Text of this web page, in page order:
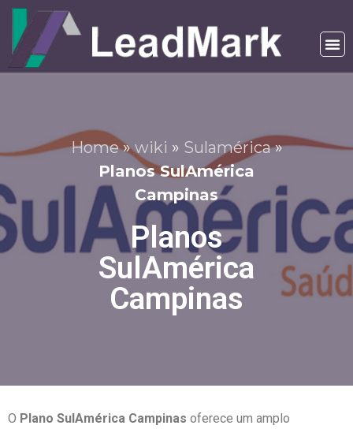
Home»wiki » Sulamérica»
Planos SulAmérica
Campinas
Planos
SulAmérica
Campinas
O Plano SulAmérica Campinas oferece um amplo